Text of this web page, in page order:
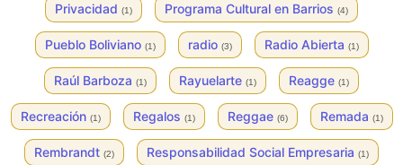
Privacidad (1) Programa Cultural en Barrios (4)
Pueblo Boliviano (1) radio (3) Radio Abierta (1)
Raúl Barboza (1) Rayuelarte (1) Reagge (1)
Recreación (1) Regalos (1) Reggae (6) Remada (1)
Rembrandt (2) Responsabilidad Social Empresaria (1)